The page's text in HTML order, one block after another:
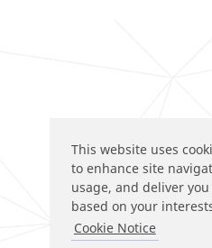
This website uses
to enhance site
usage, and deliver
based on your
Cookie Notice